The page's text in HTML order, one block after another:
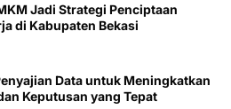
Jadi Strategi Penciptaan
di Kabupaten Bekasi
Data untuk Meningkatkan
Keputusan yang Tepat